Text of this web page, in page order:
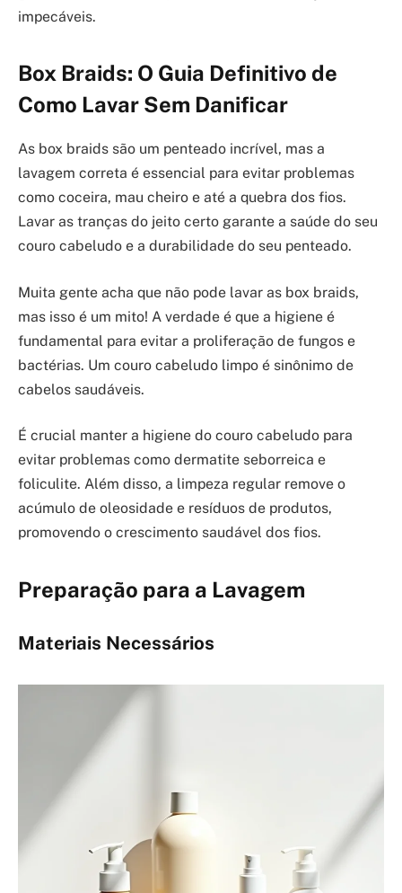
impecáveis.
Box Braids: O Guia Definitivo de
Como Lavar Sem Danificar
As box braids são um penteado incrível, mas a
lavagem correta é essencial para evitar problemas
como coceira, mau cheiro e até a quebra dos fios.
Lavar as tranças do jeito certo garante a saúde do seu
couro cabeludo e a durabilidade do seu penteado.
Muita gente acha que não pode lavar as box braids,
mas isso é um mito! A verdade é que a higiene é
fundamental para evitar a proliferação de fungos e
bactérias. Um couro cabeludo limpo é sinônimo de
cabelos saudáveis.
É crucial manter a higiene do couro cabeludo para
evitar problemas como dermatite seborreica e
foliculite. Além disso, a limpeza regular remove o
acúmulo de oleosidade e resíduos de produtos,
promovendo o crescimento saudável dos fios.
Preparação para a Lavagem
Materiais Necessários